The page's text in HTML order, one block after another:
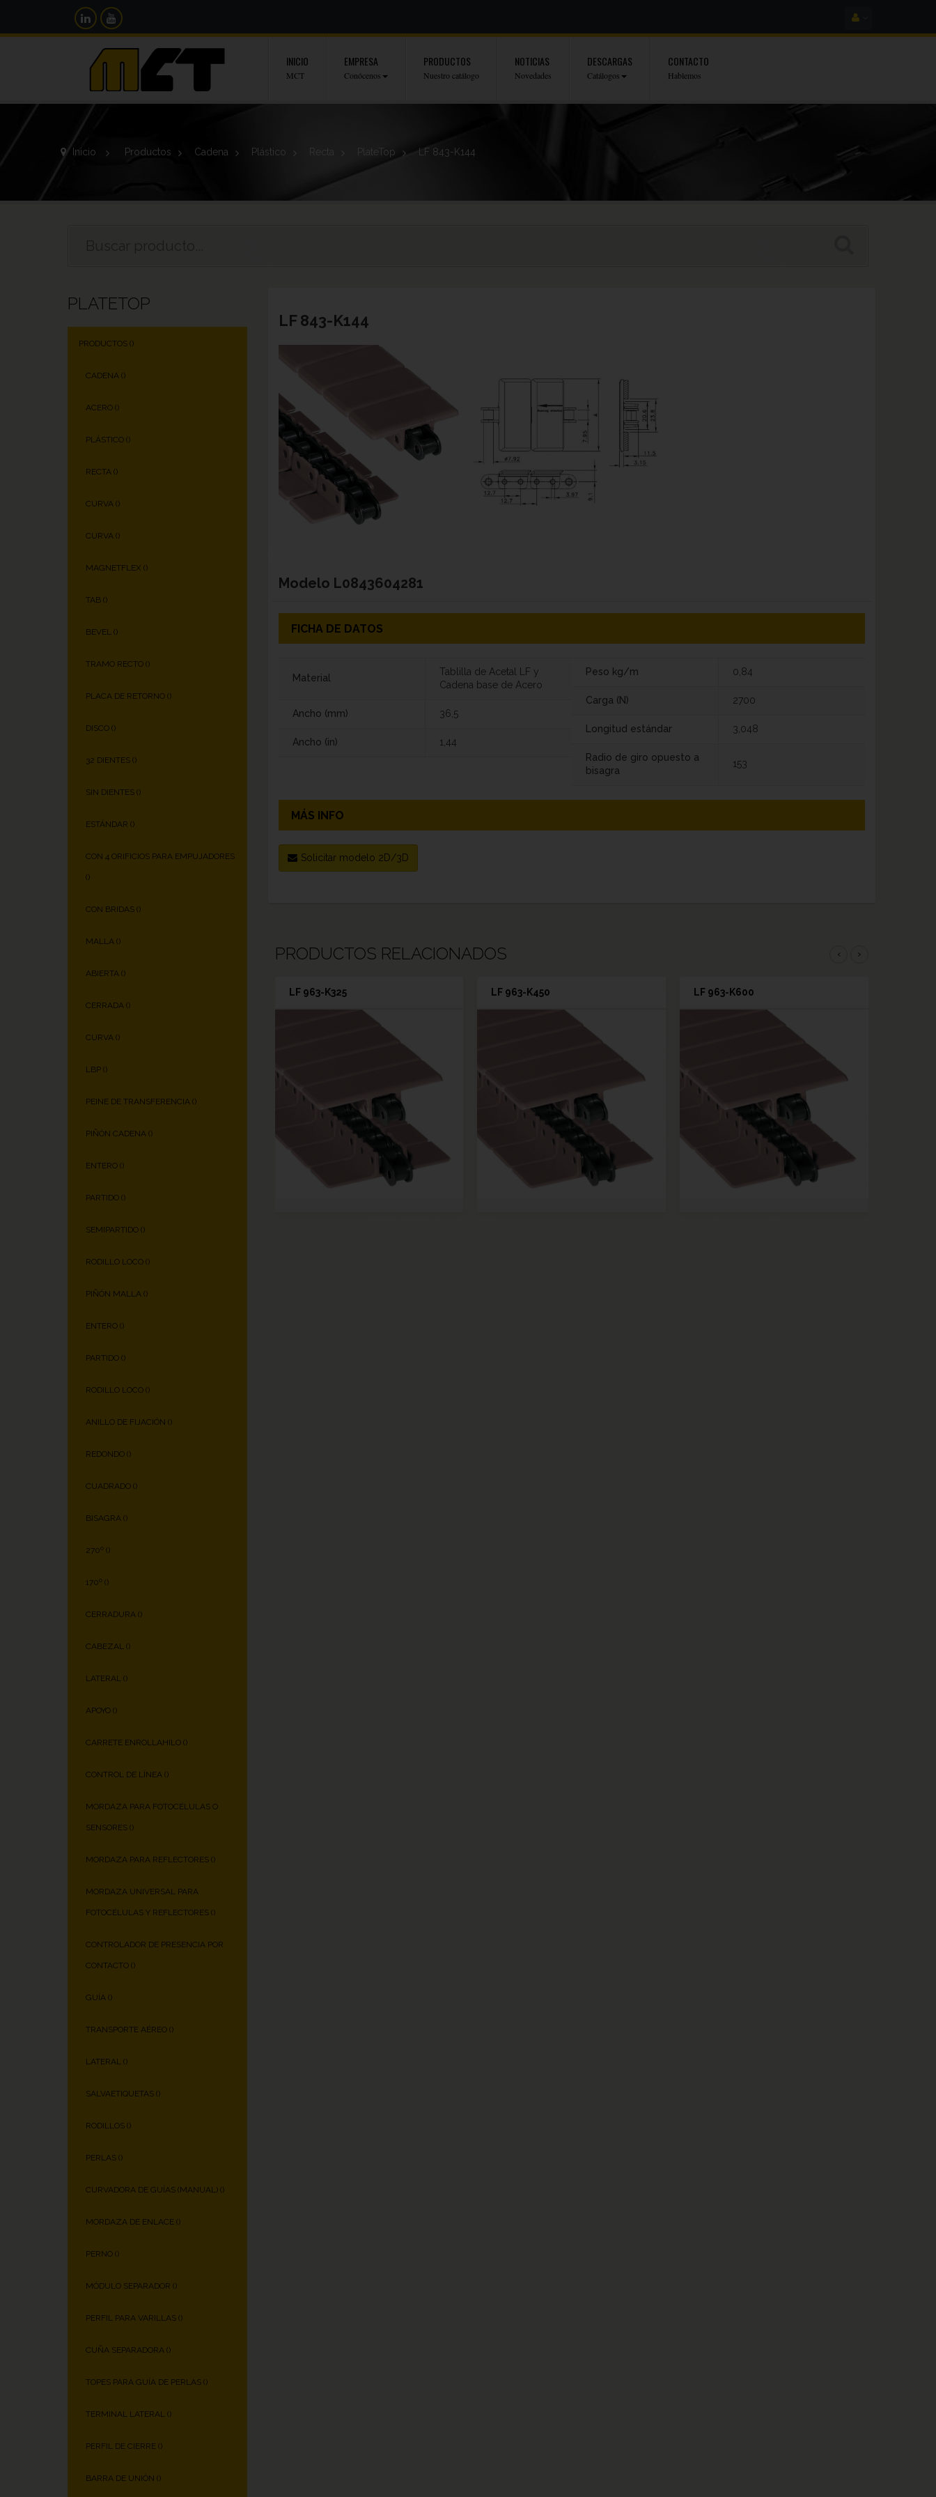
INICIO
MCT
EMPRESA
Conócenos
PRODUCTOS
Nuestro catálogo
NOTICIAS
Novedades
DESCARGAS
Catálogos
CONTACTO
Hablemos
Inicio > Productos > Cadena > Plástico > Recta > PlateTop > LF 843-K144
PLATETOP
PRODUCTOS ()
CADENA ()
ACERO ()
PLÁSTICO ()
RECTA ()
CURVA ()
CURVA ()
MAGNETFLEX ()
TAB ()
BEVEL ()
TRAMO RECTO ()
PLACA DE RETORNO ()
DISCO ()
32 DIENTES ()
SIN DIENTES ()
ESTÁNDAR ()
CON 4 ORIFICIOS PARA EMPUJADORES
()
CON BRIDAS ()
MALLA ()
ABIERTA ()
CERRADA ()
CURVA ()
LBP ()
PEINE DE TRANSFERENCIA ()
PIÑÓN CADENA ()
ENTERO ()
PARTIDO ()
SEMIPARTIDO ()
RODILLO LOCO ()
PIÑÓN MALLA ()
ENTERO ()
PARTIDO ()
RODILLO LOCO ()
ANILLO DE FIJACIÓN ()
REDONDO ()
CUADRADO ()
BISAGRA ()
270º ()
170º ()
CERRADURA ()
CABEZAL ()
LATERAL ()
APOYO ()
CARRETE ENROLLAHILO ()
CONTROL DE LÍNEA ()
MORDAZA PARA FOTOCÉLULAS O
SENSORES ()
MORDAZA PARA REFLECTORES ()
MORDAZA UNIVERSAL PARA
FOTOCÉLULAS Y REFLECTORES ()
CONTROLADOR DE PRESENCIA POR
CONTACTO ()
GUÍA ()
TRANSPORTE AÉREO ()
LATERAL ()
SALVAETIQUETAS ()
RODILLOS ()
PERLAS ()
CURVADORA DE GUÍAS (MANUAL) ()
MORDAZA DE ENLACE ()
PERNO ()
MÓDULO SEPARADOR ()
PERFIL PARA VARILLAS ()
CUÑA SEPARADORA ()
TOPES PARA GUÍA DE PERLAS ()
TERMINAL LATERAL ()
PERFIL DE CIERRE ()
BARRA DE UNIÓN ()
LF 843-K144
Modelo L0843604281
FICHA DE DATOS
Material
Tablilla de Acetal LF y
Cadena base de Acero
Ancho (mm) 36,5
Ancho (in) 1,44
Peso kg/m 0,84
Carga (N) 2700
Longitud estándar 3,048
Radio de giro opuesto a
bisagra
153
MÁS INFO
Solicitar modelo 2D/3D
PRODUCTOS RELACIONADOS ‹ ›
LF 963-K325 LF 963-K450 LF 963-K600